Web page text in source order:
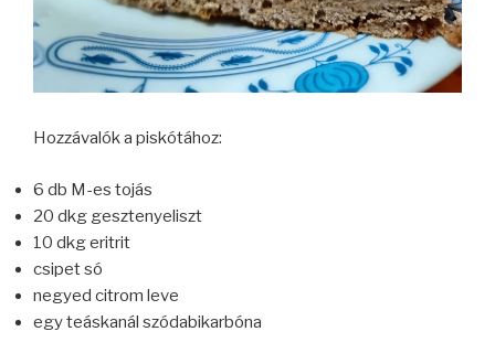
Hozzávalók a piskótához:
6 db M-es tojás
20 dkg gesztenyeliszt
10 dkg eritrit
csipet só
negyed citrom leve
egy teáskanál szódabikarbóna